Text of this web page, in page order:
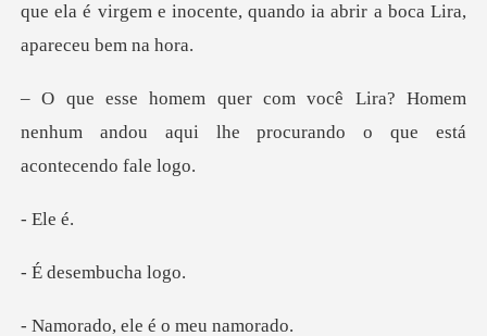
que ela é virgem e inocente, quand
? Homem
nenhum andou aqui lhe procura
El
sembuc
ele é o me